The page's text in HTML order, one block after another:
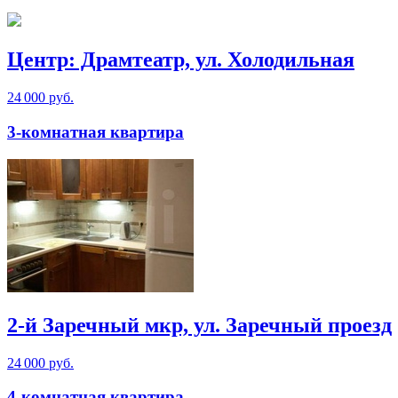
Центр: Драмтеатр, ул. Холодильная
24 000 руб.
3-комнатная квартира
2-й Заречный мкр, ул. Заречный проезд
24 000 руб.